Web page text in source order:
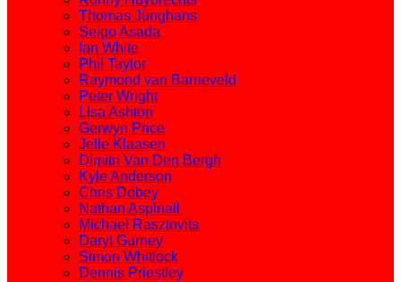
Thomas Junghans
Seigo Asada
Ian White
Phil Taylor
Raymond van Barneveld
Peter Wright
Lisa Ashton
Gerwyn Price
Jelle Klaasen
Dimitri Van Den Bergh
Kyle Anderson
Chris Dobey
Nathan Aspinall
Michael Rasztovits
Daryl Gurney
Simon Whitlock
Dennis Priestley